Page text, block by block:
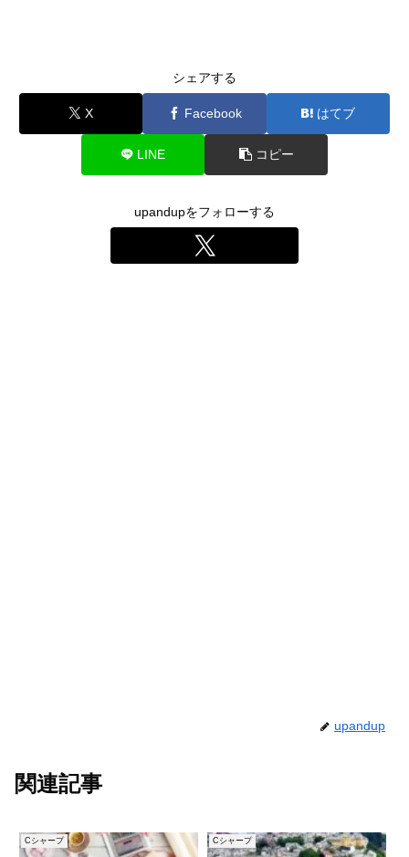
シェアする
X Facebook はてブ
LINE コピー
upandupをフォローする
upandup
関連記事
Cシャープ Cシャープ